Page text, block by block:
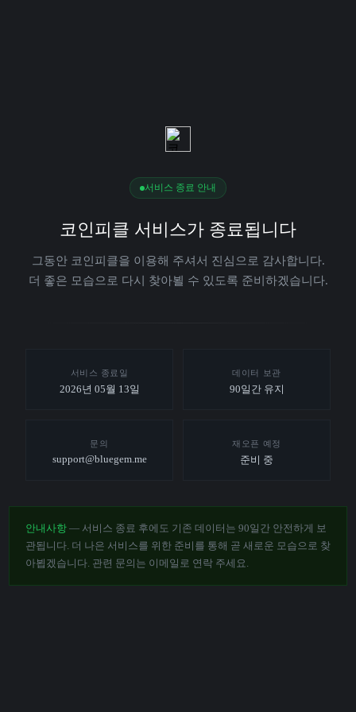
서비스 종료 안내
코인피클 서비스가 종료됩니다
그동안 코인피클을 이용해 주셔서 진심으로 감사합니다.
더 좋은 모습으로 다시 찾아뵐 수 있도록 준비하겠습니다.
서비스 종료일
2026년 05월 13일
데이터 보관
90일간 유지
문의
support@bluegem.me
재오픈 예정
준비 중
안내사항 — 서비스 종료 후에도 기존 데이터는 90일간 안전하게 보
관됩니다. 더 나은 서비스를 위한 준비를 통해 곧 새로운 모습으로 찾
아뵙겠습니다. 관련 문의는 이메일로 연락 주세요.